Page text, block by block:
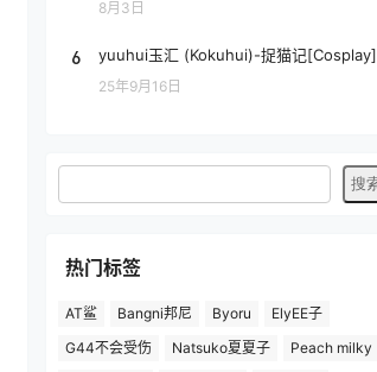
8月3日
6 yuuhui玉汇 (Kokuhui)-捉猫记[Cosplay]
25年9月16日
热门标签
AT鲨 Bangni邦尼 Byoru
ElyEE子
G44不会受伤
Natsuko夏夏子
Peach milky